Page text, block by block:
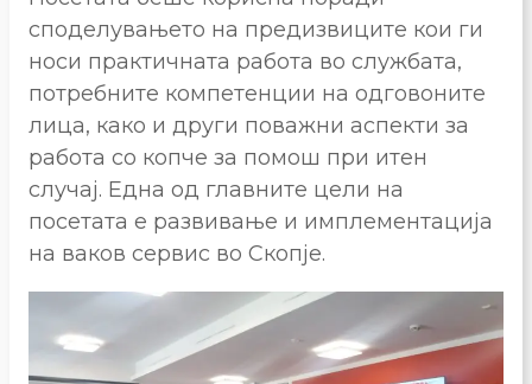
споделувањето на предизвиците кои ги
носи практичната работа во службата,
потребните компетенции на одговоните
лица, како и други поважни аспекти за
работа со копче за помош при итен
случај. Една од главните цели на
посетата е развивање и имплементација
на ваков сервис во Скопје.